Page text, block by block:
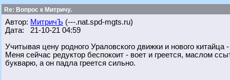
Re: Вопрос к Митричу.
Автор: МитричЪ (---.nat.spd-mgts.ru)
Дата: 21-10-21 04:59
Учитывая цену родного Ураловского движки и нового китайца
Меня сейчас редуктор беспокоит - воет и греется, маслом
букварю, а он падла греется сильно.